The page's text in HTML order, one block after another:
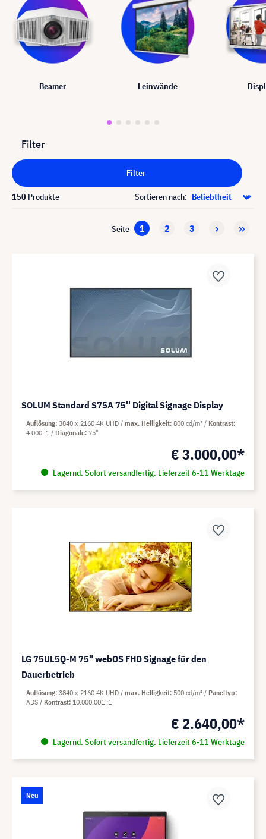
Beamer Leinwände
Filter
Filter
150 Produkte Sortieren nach:
Seite 1 2 3
SOLUM Standard S75A 75'' Digital Signage Display
€ 3.000,00*
Lagernd. Sofort versandfertig. Lieferzeit 6-11 Werktage
Auflösung 3840 x 2160 4K UHD max. Helligkeit 800 cd/m²
Kontrast
4.000 :1
Diagonale 75"
LG 75UL5Q-M 75" webOS FHD Signage für den
Dauerbetrieb
€ 2.640,00*
Lagernd. Sofort versandfertig. Lieferzeit 6-11 Werktage
Auflösung 3840 x 2160 4K UHD max. Helligkeit 500 cd/m²
Paneltyp
ADS
Kontrast 10.000.001 :1
Neu